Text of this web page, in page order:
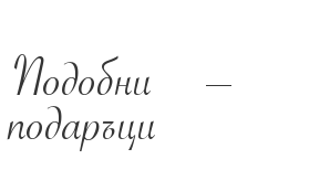
Подобни
подаръци